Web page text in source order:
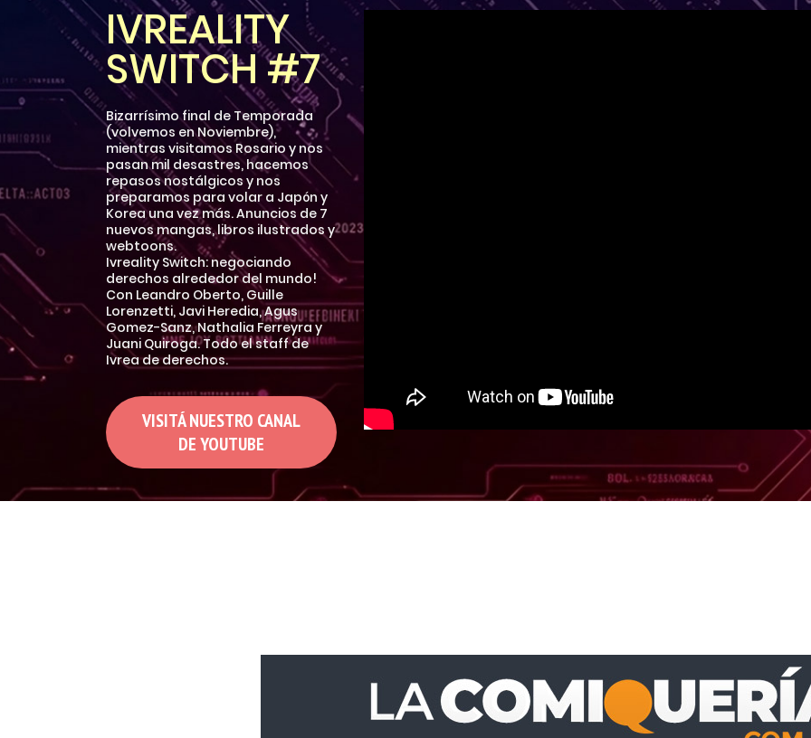
IVREALITY
SWITCH #7
Bizarrísimo final de Temporada
(volvemos en Noviembre),
mientras visitamos Rosario y nos
pasan mil desastres, hacemos
repasos nostálgicos y nos
preparamos para volar a Japón y
Korea una vez más. Anuncios de 7
nuevos mangas, libros ilustrados y
webtoons.
Ivreality Switch: negociando
derechos alrededor del mundo!
Con Leandro Oberto, Guille
Lorenzetti, Javi Heredia, Agus
Gomez-Sanz, Nathalia Ferreyra y
Juani Quiroga. Todo el staff de
Ivrea de derechos.
VISITÁ NUESTRO CANAL
DE YOUTUBE